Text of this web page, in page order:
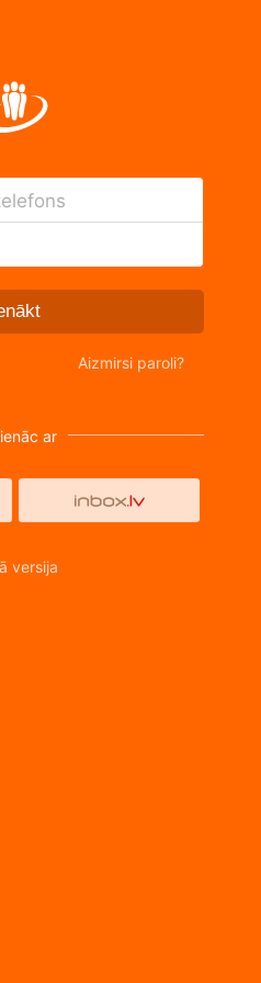
Aizmirsi paroli?
ar
versija